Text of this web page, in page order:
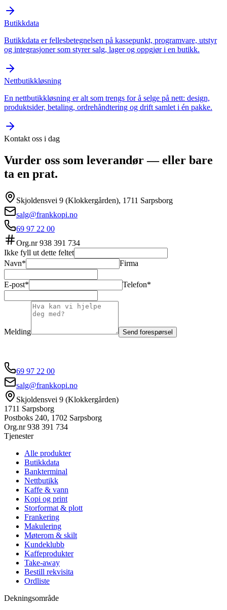
Butikkdata
Butikkdata er fellesbetegnelsen på kassepunkt, programvare, utstyr
og integrasjoner som styrer salg, lager og oppgjør i en butikk.
Nettbutikkløsning
En nettbutikkløsning er alt som trengs for å selge på nett: design,
produktsider, betaling, ordrehåndtering og drift samlet i én pakke.
Kontakt oss i dag
Vurder oss som leverandør — eller bare
ta en prat.
Skjoldensvei 9 (Klokkergården), 1711 Sarpsborg
salg@frankkopi.no
69 97 22 00
Org.nr938 391 734
Ikke fyll ut dette feltet
Navn*
Firma
E-post* Telefon*
Melding Send forespørsel
69 97 22 00
salg@frankkopi.no
Skjoldensvei 9 (Klokkergården)
1711 Sarpsborg
Postboks 240, 1702 Sarpsborg
Org.nr938 391 734
Tjenester
Alle produkter
Butikkdata
Bankterminal
Nettbutikk
Kaffe & vann
Kopi og print
Storformat & plott
Frankering
Makulering
Møterom & skilt
Kundeklubb
Kaffeprodukter
Take-away
Bestill rekvisita
Ordliste
Dekningsområde